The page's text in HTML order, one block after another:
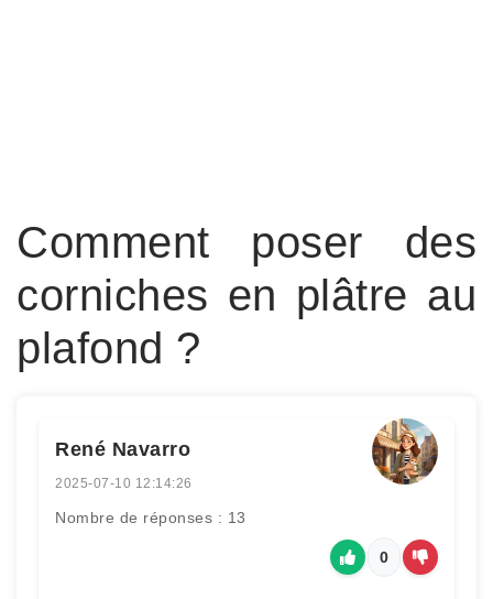
Comment poser des
corniches en plâtre au
plafond ?
René Navarro
2025-07-10 12:14:26
Nombre de réponses : 13
0